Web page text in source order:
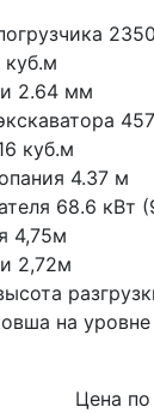
куб.м
2.64 мм
куб.м
4.37 м
68.6 кВт
4,75м
2,72м
на уровне
Цена